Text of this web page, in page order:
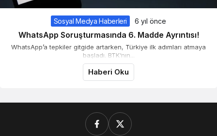
Sosyal Medya Haberleri 6 yıl önce
WhatsApp Soruşturmasında 6. Madde Ayrıntısı!
WhatsApp’a tepkiler gitgide artarken, Türkiye ilk adımları atmaya
başladı. BTK‘nın...
Haberi Oku